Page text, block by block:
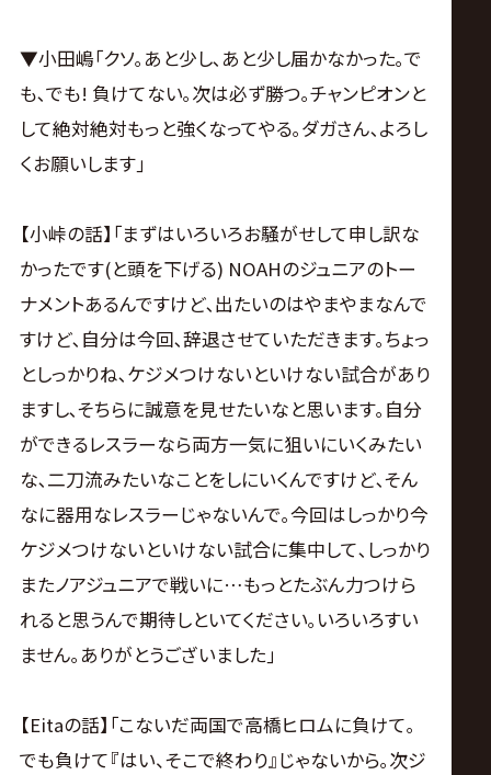
▼小田嶋｢クソ｡あと少し､あと少し届かなかった｡で
も､でも! 負けてない｡次は必ず勝つ｡チャンピオンと
して絶対絶対もっと強くなってやる｡ダガさん､よろし
くお願いします｣
【小峠の話】｢まずはいろいろお騒がせして申し訳な
かったです(と頭を下げる) NOAHのジュニアのトー
ナメントあるんですけど､出たいのはやまやまなんで
すけど､自分は今回､辞退させていただきます｡ちょっ
としっかりね､ケジメつけないといけない試合があり
ますし､そちらに誠意を見せたいなと思います｡自分
ができるレスラーなら両方一気に狙いにいくみたい
な､二刀流みたいなことをしにいくんですけど､そん
なに器用なレスラーじゃないんで｡今回はしっかり今
ケジメつけないといけない試合に集中して､しっかり
またノアジュニアで戦いに…もっとたぶん力つけら
れると思うんで期待しといてください｡いろいろすい
ません｡ありがとうございました｣
【Eitaの話】｢こないだ両国で高橋ヒロムに負けて｡
でも負けて『はい、そこで終わり』じゃないから｡次ジ